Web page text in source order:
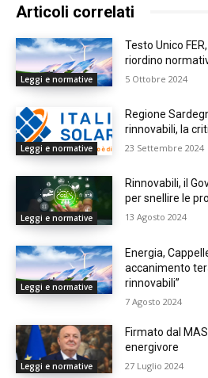
Articoli correlati
Leggi e normative
Testo Unico
riordino
5 Ottobre 2024
Leggi e normative
Regione
rinnovabili, la
23 Settembre 2024
Leggi e normative
Rinnovabili, il
per snellire le
13 Agosto 2024
Leggi e normative
Energia,
accanimento
rinnovabili”
7 Agosto 2024
Leggi e normative
Firmato dal
energivore
27 Luglio 2024